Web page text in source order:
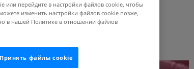
или перейдите в настройки файлов cookie, чтобы
изменить настройки файлов cookie позже,
в нашей Политике в отношении файлов
Принять файлы cookie